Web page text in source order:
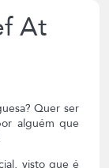
At
Quer ser
alguém que
visto que é